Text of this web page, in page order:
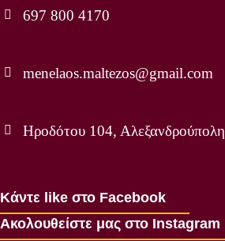
697 800 4170
menelaos.maltezos@gmail.com
Ηροδότου 104, Αλεξανδρούπολη
Κάντε like στο Facebook
Ακολουθείστε μας στο Instagram